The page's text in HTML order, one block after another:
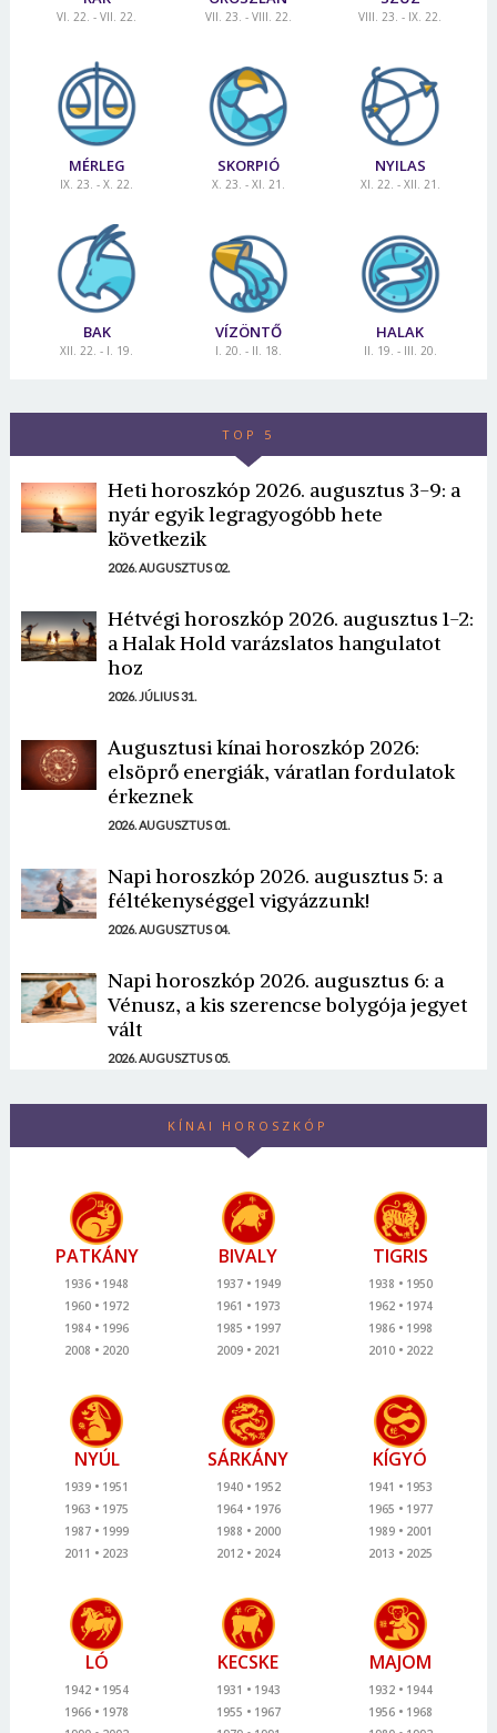
VI. 22. - VII. 22. VII. 23. - VIII. 22. VIII. 23. - IX. 22.
MÉRLEG
IX. 23. - X. 22.
SKORPIÓ
X. 23. - XI. 21.
NYILAS
XI. 22. - XII. 21.
BAK
XII. 22. - I. 19.
VÍZÖNTŐ
I. 20. - II. 18.
HALAK
II. 19. - III. 20.
TOP 5
Heti horoszkóp 2026. augusztus 3-9: a
nyár egyik legragyogóbb hete
következik
2026. AUGUSZTUS 02.
Hétvégi horoszkóp 2026. augusztus 1-2:
a Halak Hold varázslatos hangulatot
hoz
2026. JÚLIUS 31.
Augusztusi kínai horoszkóp 2026:
elsöprő energiák, váratlan fordulatok
érkeznek
2026. AUGUSZTUS 01.
Napi horoszkóp 2026. augusztus 5: a
féltékenységgel vigyázzunk!
2026. AUGUSZTUS 04.
Napi horoszkóp 2026. augusztus 6: a
Vénusz, a kis szerencse bolygója jegyet
vált
2026. AUGUSZTUS 05.
KÍNAI HOROSZKÓP
PATKÁNY
1936
1948
1960
1972
1984
1996
2008
2020
BIVALY
1937
1949
1961
1973
1985
1997
2009
2021
TIGRIS
1938
1950
1962
1974
1986
1998
2010
2022
NYÚL
1939
1951
1963
1975
1987
1999
2011
2023
SÁRKÁNY
1940
1952
1964
1976
1988
2000
2012
2024
KÍGYÓ
1941
1953
1965
1977
1989
2001
2013
2025
LÓ
1942
1954
1966
1978
KECSKE
1931
1943
1955
1967
MAJOM
1932
1944
1956
1968
Jelszó
Mégse Bejelentkezés